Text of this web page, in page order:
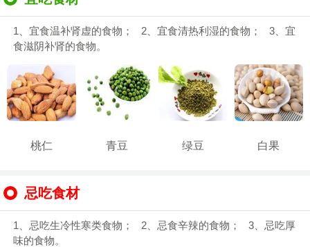
1、宜食温补肾虚的食物； 2、宜食清热利湿的食物； 3、宜
食滋阴补肾的食物。
桃仁 青豆 绿豆 白果
忌吃食材
1、忌吃生冷性寒类食物； 2、忌食辛辣的食物； 3、忌吃厚
味的食物。